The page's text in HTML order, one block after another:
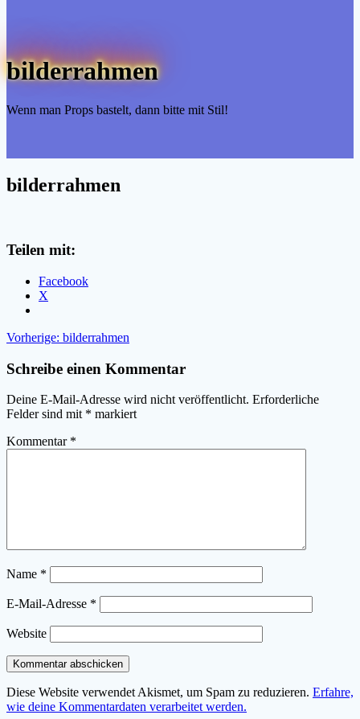
bilderrahmen
Wenn man Props bastelt, dann bitte mit Stil!
bilderrahmen
Teilen mit:
Facebook
X
Beitragsnavigation
Vorherige: Vorheriger
bilderrahmen
Schreibe einen Kommentar
Deine E-Mail-Adresse wird nicht veröffentlicht. Erforderliche
Felder sind mit * markiert
Kommentar *
Name *
E-Mail-Adresse *
Website
Diese Website verwendet Akismet, um Spam zu reduzieren. Erfahre,
wie deine Kommentardaten verarbeitet werden.